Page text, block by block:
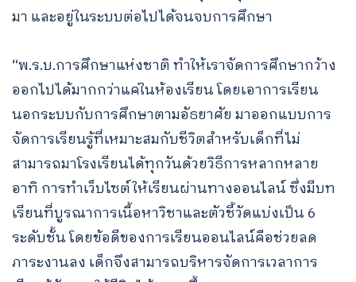
มา และอยู่ในระบบต่อไปได้จนจบการศึกษา
“พ.ร.บ.การศึกษาแห่งชาติ ทำให้เราจัดการศึกษากว้าง
ออกไปได้มากกว่าแค่ในห้องเรียน โดยเอาการเรียน
นอกระบบกับการศึกษาตามอัธยาศัย มาออกแบบการ
จัดการเรียนรู้ที่เหมาะสมกับชีวิตสำหรับเด็กที่ไม่
สามารถมาโรงเรียนได้ทุกวันด้วยวิธีการหลากหลาย
อาทิ การทำเว็บไซต์ให้เรียนผ่านทางออนไลน์ ซึ่งมีบท
เรียนที่บูรณาการเนื้อหาวิชาและตัวชี้วัดแบ่งเป็น 6
ระดับชั้น โดยข้อดีของการเรียนออนไลน์คือช่วยลด
ภาระงานลง เด็กจึงสามารถบริหารจัดการเวลาการ